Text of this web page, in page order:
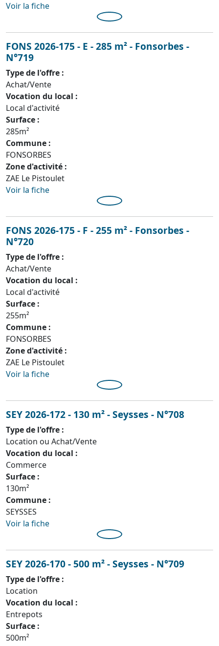
Voir la fiche
FONS 2026-175 - E - 285 m² - Fonsorbes -
N°719
Type de l'offre :
Achat/Vente
Vocation du local :
Local d'activité
Surface :
285m²
Commune :
FONSORBES
Zone d'activité :
ZAE Le Pistoulet
Voir la fiche
FONS 2026-175 - F - 255 m² - Fonsorbes -
N°720
Type de l'offre :
Achat/Vente
Vocation du local :
Local d'activité
Surface :
255m²
Commune :
FONSORBES
Zone d'activité :
ZAE Le Pistoulet
Voir la fiche
SEY 2026-172 - 130 m² - Seysses - N°708
Type de l'offre :
Location ou Achat/Vente
Vocation du local :
Commerce
Surface :
130m²
Commune :
SEYSSES
Voir la fiche
SEY 2026-170 - 500 m² - Seysses - N°709
Type de l'offre :
Location
Vocation du local :
Entrepots
Surface :
500m²